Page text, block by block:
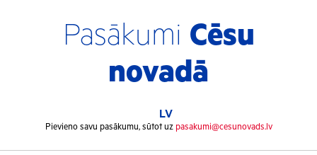
Pasākumi Cēsu
novadā
LV
Pievieno savu pasākumu, sūtot uz pasakumi@cesunovads.lv